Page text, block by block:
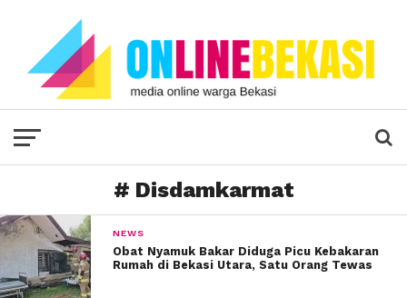
# Disdamkarmat
NEWS
Obat Nyamuk Bakar Diduga Picu Kebakaran
Rumah di Bekasi Utara, Satu Orang Tewas